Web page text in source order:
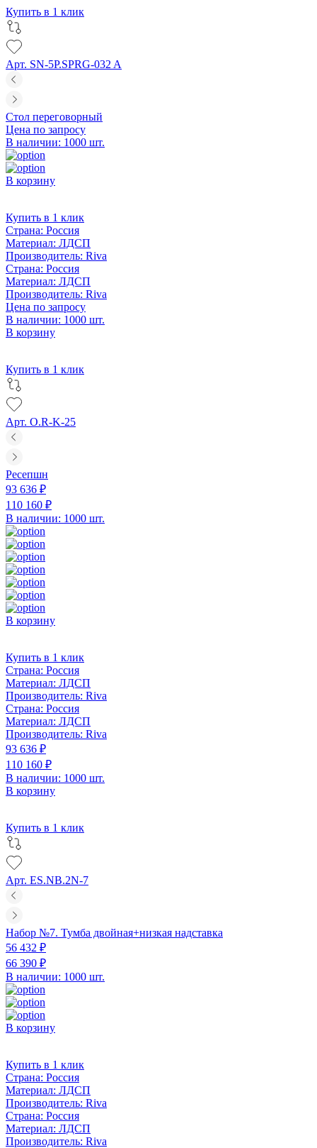
Купить в 1 клик
Арт. SN-5P.SPRG-032 A
Стол переговорный
Цена по запросу
В наличии: 1000 шт.
В корзину
Купить в 1 клик
Страна: Россия
Материал: ЛДСП
Производитель: Riva
Страна: Россия
Материал: ЛДСП
Производитель: Riva
Цена по запросу
В наличии: 1000 шт.
В корзину
Купить в 1 клик
Арт. O.R-K-25
Ресепшн
93 636 ₽
110 160 ₽
В наличии: 1000 шт.
В корзину
Купить в 1 клик
Страна: Россия
Материал: ЛДСП
Производитель: Riva
Страна: Россия
Материал: ЛДСП
Производитель: Riva
93 636 ₽
110 160 ₽
В наличии: 1000 шт.
В корзину
Купить в 1 клик
Арт. ES.NB.2N-7
Набор №7. Тумба двойная+низкая надставка
56 432 ₽
66 390 ₽
В наличии: 1000 шт.
В корзину
Купить в 1 клик
Страна: Россия
Материал: ЛДСП
Производитель: Riva
Страна: Россия
Материал: ЛДСП
Производитель: Riva